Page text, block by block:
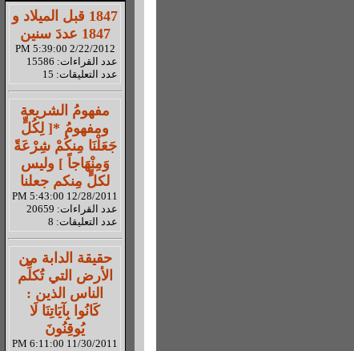
1847 قبل الميلاد و
1847 عددَ سنين
2/22/2012 5:39:00 PM
عدد القراءات: 15586
عدد التعليقات: 15
مفهومُ الشريعة
ومفهومُ *[ لِكُلٍّ
جَعَلْنَا مِنكُمْ شِرْعَةً
وَمِنْهَاجاً ] وليس
لكلٍّ مِنكم جعلنا
12/28/2011 5:43:00 PM
عدد القراءات: 20659
عدد التعليقات: 8
حقيقة الدابة من
الأرض التي تُكلِّم
الناس الذين :
كَانُوا بِآيَاتِنَا لَا
يُوقِنُونَ
11/30/2011 6:11:00 PM